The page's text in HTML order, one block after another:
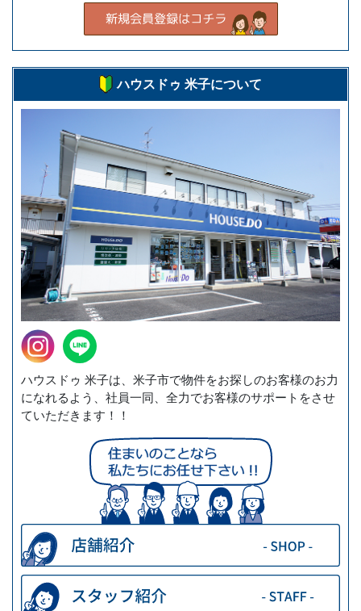
ハウスドゥ 米子について
ハウスドゥ 米子は、米子市で物件をお探しのお客様のお力
になれるよう、社員一同、全力でお客様のサポートをさせ
ていただきます！！